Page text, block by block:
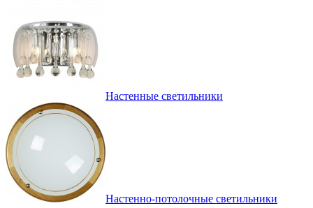
Настенные светильники
Настенно-потолочные светильники